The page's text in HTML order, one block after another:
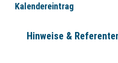
Kalendereintrag
Hinweise &